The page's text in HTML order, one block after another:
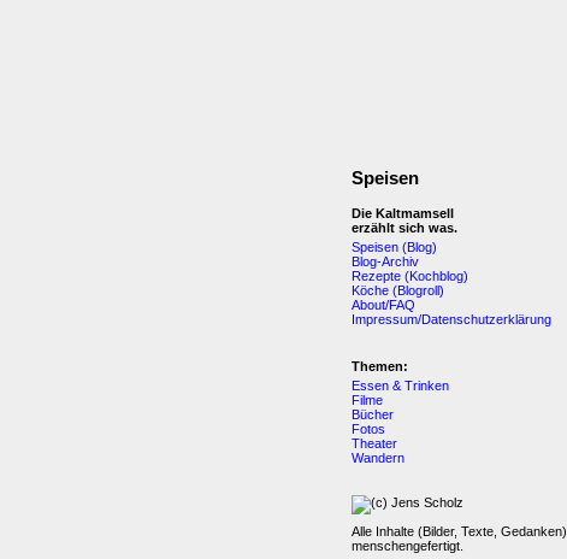
Speisen
Die Kaltmamsell
erzählt sich was.
Speisen (Blog)
Blog-Archiv
Rezepte (Kochblog)
Köche (Blogroll)
About/FAQ
Impressum/Datenschutzerklärung
Themen:
Essen & Trinken
Filme
Bücher
Fotos
Theater
Wandern
Alle Inhalte (Bilder, Texte, Gedanken)
menschengefertigt.